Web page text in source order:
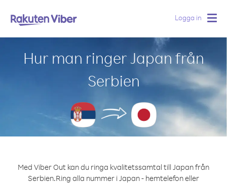
Logga in
Hur man ringer Japan från
Serbien
Med Viber Out kan du ringa kvalitetssamtal till Japan från
Serbien.Ring alla nummer i Japan - hemtelefon eller